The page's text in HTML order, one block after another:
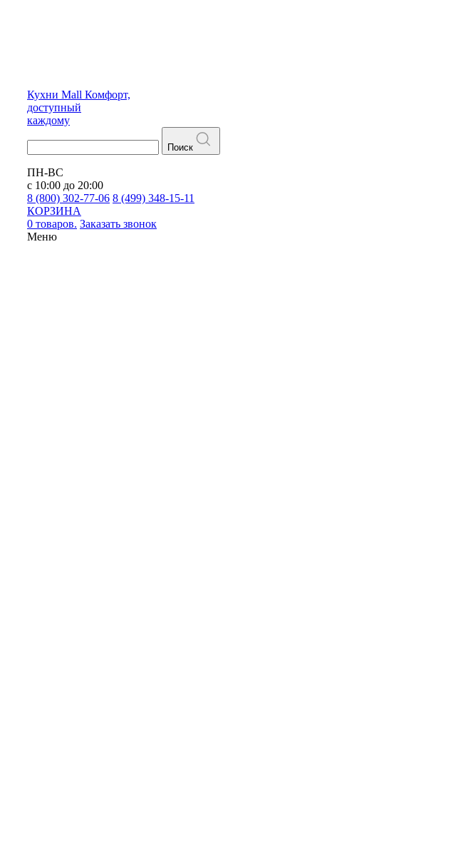
Кухни Mall Комфорт,
доступный
каждому
Поиск
ПН-ВС
с 10:00 до 20:00
8 (800) 302-77-06 8 (499) 348-15-11
КОРЗИНА
0 товаров. Заказать звонок
Меню